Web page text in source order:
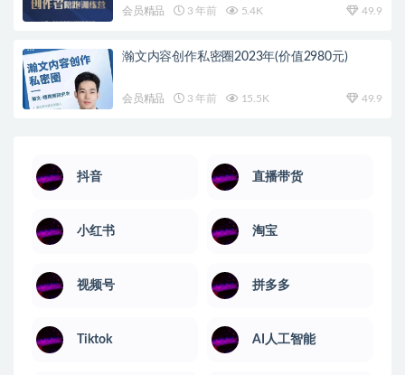
会员精品 3 年前 5.4K 49.9
瀚文内容创作私密圈2023年(价值2980元)
会员精品 3 年前 15.5K 49.9
抖音 直播带货
小红书 淘宝
视频号 拼多多
Tiktok AI人工智能